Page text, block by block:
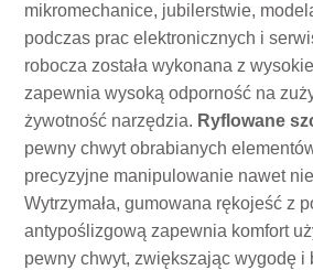
mikromechanice, jubilerstwie,
podczas prac elektronicznych i
robocza została wykonana z
zapewnia wysoką odporność na
żywotność narzędzia. Ryflowane
pewny chwyt obrabianych
precyzyjne manipulowanie nawet
Wytrzymała, gumowana rękojeść z
antypoślizgową zapewnia komfort
pewny chwyt, zwiększając wygodę i